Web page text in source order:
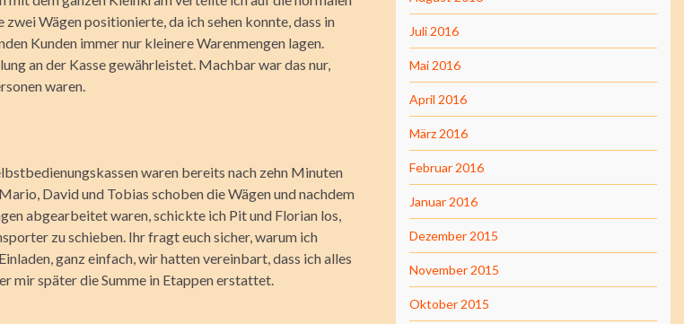
zwei Wägen positionierte, da ich sehen konnte, dass in
Kunden immer nur kleinere Warenmengen lagen.
an der Kasse gewährleistet. Machbar war das nur,
waren.
waren bereits nach zehn Minuten
David und Tobias schoben die Wägen und nachdem
abgearbeitet waren, schickte ich Pit und Florian los,
zu schieben. Ihr fragt euch sicher, warum ich
ganz einfach, wir hatten vereinbart, dass ich alles
mir später die Summe in Etappen erstattet.
Juli 2016
Mai 2016
April 2016
März 2016
Februar 2016
Januar 2016
Dezember 2015
November 2015
Oktober 2015